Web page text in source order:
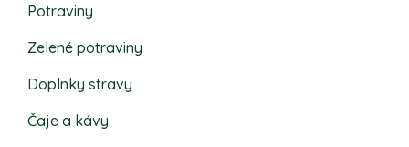
Potraviny
Zelené potraviny
Doplnky stravy
Čaje a kávy